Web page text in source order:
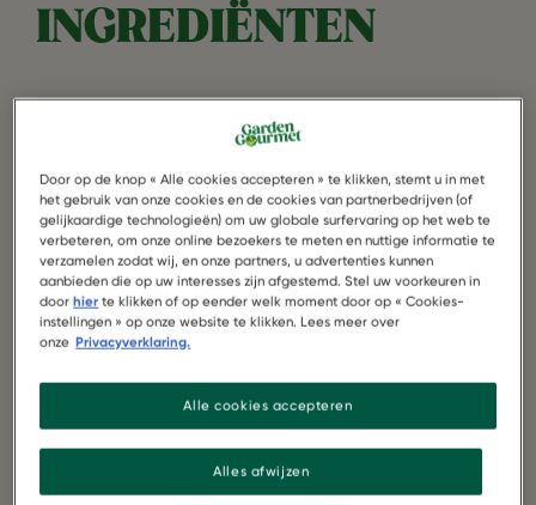
INGREDIËNTEN
1 Pak Garden Gourmet Vegetarische
Groenteballetjes
Door op de knop « Alle cookies accepteren » te klikken, stemt u in met
het gebruik van onze cookies en de cookies van partnerbedrijven (of
gelijkaardige technologieën) om uw globale surfervaring op het web te
verbeteren, om onze online bezoekers te meten en nuttige informatie te
verzamelen zodat wij, en onze partners, u advertenties kunnen
aanbieden die op uw interesses zijn afgestemd. Stel uw voorkeuren in
doorhier te klikken of op eender welk moment door op « Cookies-
instellingen » op onze website te klikken. Lees meer over
onze Privacyverklaring.
Alles afwijzen
Alle cookies accepteren